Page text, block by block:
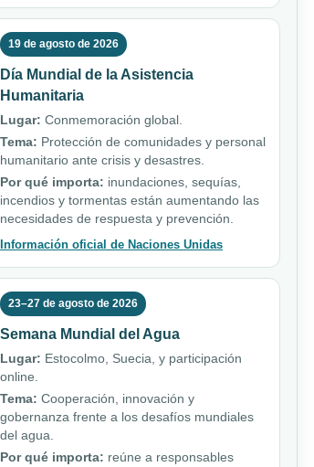
19 de agosto de 2026
Día Mundial de la Asistencia
Humanitaria
Lugar: Conmemoración global.
Tema: Protección de comunidades y personal
humanitario ante crisis y desastres.
Por qué importa: inundaciones, sequías,
incendios y tormentas están aumentando las
necesidades de respuesta y prevención.
Información oficial de Naciones Unidas
23–27 de agosto de 2026
Semana Mundial del Agua
Lugar: Estocolmo, Suecia, y participación
online.
Tema: Cooperación, innovación y
gobernanza frente a los desafíos mundiales
del agua.
Por qué importa: reúne a responsables